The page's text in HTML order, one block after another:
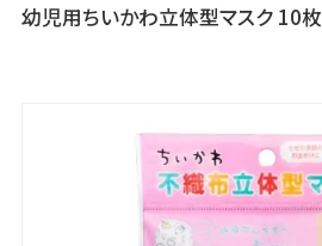
幼児用ちいかわ立体型マスク 10枚